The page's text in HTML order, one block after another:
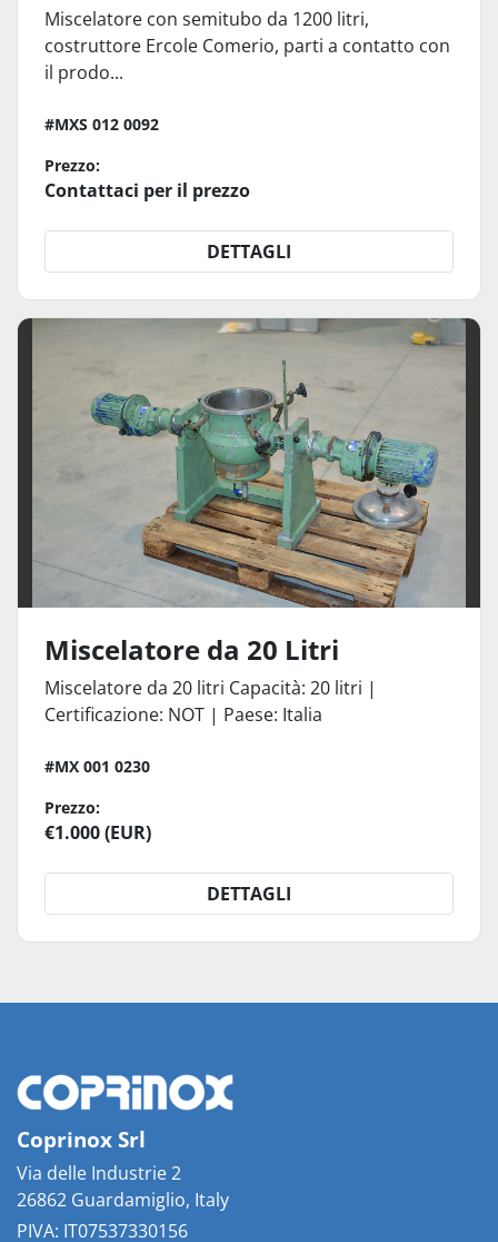
Miscelatore con semitubo da 1200 litri,
costruttore Ercole Comerio, parti a contatto con
il prodo...
#MXS 012 0092
Prezzo:
Contattaci per il prezzo
DETTAGLI
Miscelatore da 20 Litri
Miscelatore da 20 litri Capacità: 20 litri |
Certificazione: NOT | Paese: Italia
#MX 001 0230
Prezzo:
€1.000 (EUR)
DETTAGLI
Coprinox Srl
Via delle Industrie 2
26862 Guardamiglio, Italy
PIVA: IT07537330156